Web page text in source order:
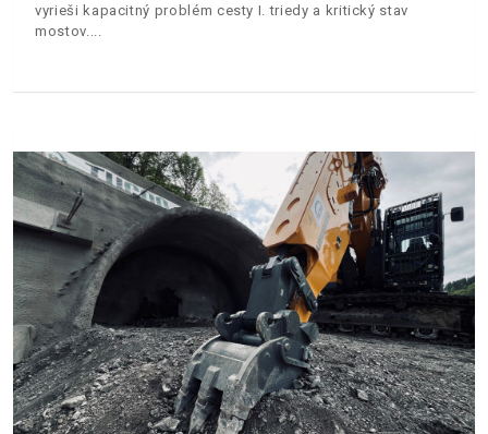
vyrieši kapacitný problém cesty I. triedy a kritický stav
mostov.